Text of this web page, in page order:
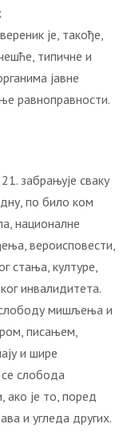
је, такође,
типичне и
јавне
равноправности.
забрањује сваку
по било ком
националне
вероисповести,
стања, културе,
инвалидитета.
слободу мишљења и
писањем,
и шире
се слобода
је то, поред
и угледа других.